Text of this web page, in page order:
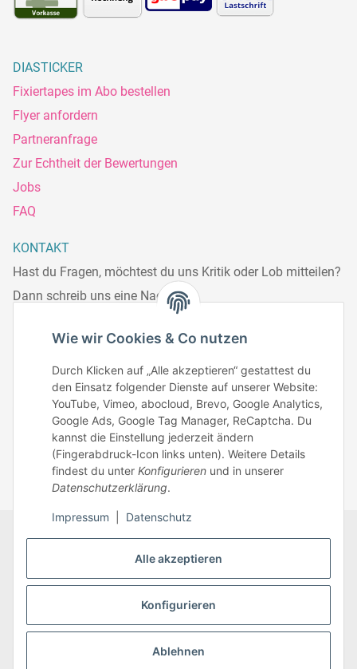
Alle akzeptieren
Konfigurieren
Ablehnen
Wie wir Cookies & Co nutzen
Durch Klicken auf „Alle akzeptieren“ gestattest du
den Einsatz folgender Dienste auf unserer Website:
YouTube, Vimeo, abocloud, Brevo, Google Analytics,
Google Ads, Google Tag Manager, ReCaptcha. Du
kannst die Einstellung jederzeit ändern
(Fingerabdruck-Icon links unten). Weitere Details
findest du unter Konfigurieren und in unserer
Datenschutzerklärung.
Impressum Datenschutz
DIASTICKER
Fixiertapes im Abo bestellen
Flyer anfordern
Partneranfrage
Zur Echtheit der Bewertungen
Jobs
FAQ
KONTAKT
Hast du Fragen, möchtest du uns Kritik oder Lob mitteilen?
Dann schreib uns eine Nachricht.
Telefonisch erreichst du uns:
Telefonnr.: 0951/70045771
Zum Kontakt
Datenschutz AGB
Zahlungsmöglichkeiten
Versandinformationen